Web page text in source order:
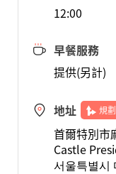
12:00
早餐服務
提供(另計)
地址 規
首爾特別市
Castle
서울특별시